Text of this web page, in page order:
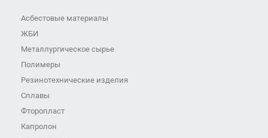
Асбестовые материалы
ЖБИ
Металлургическое сырье
Полимеры
Резинотехнические изделия
Сплавы
Фторопласт
Капролон